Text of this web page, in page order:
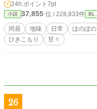
24h.ポイント 7pt
小説 37,855 位 / 228,833件 BL
同居 地味 日常 ほのぼの
ひきこもり
甘々
26